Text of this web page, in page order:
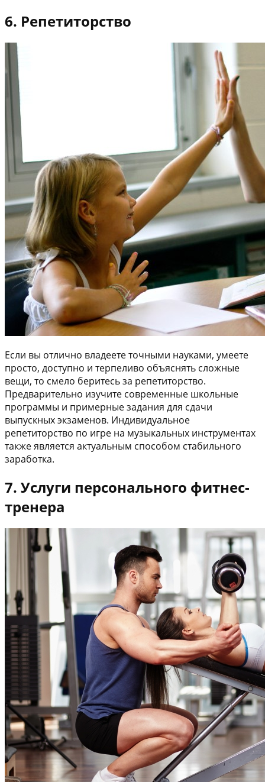
6. Репетиторство
Если вы отлично владеете точными науками, умеете
просто, доступно и терпеливо объяснять сложные
вещи, то смело беритесь за репетиторство.
Предварительно изучите современные школьные
программы и примерные задания для сдачи
выпускных экзаменов. Индивидуальное
репетиторство по игре на музыкальных инструментах
также является актуальным способом стабильного
заработка.
7. Услуги персонального фитнес-
тренера